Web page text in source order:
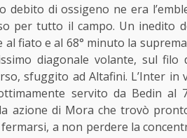
debito di ossigeno ne era
per tutto il campo. Un inedito
fiato e al 68° minuto la
diagonale volante, sul
sfuggito ad Altafini. L’Inter
servito da Bedin al
azione di Mora che trovò
a non perdere la